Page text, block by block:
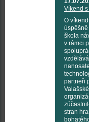
Víkend
O
škola
v rámci
partneři
stran